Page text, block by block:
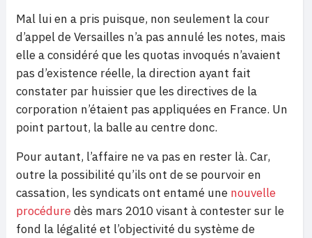
Mal lui en a pris puisque, non seulement la cour
d’appel de Versailles n’a pas annulé les notes, mais
elle a considéré que les quotas invoqués n’avaient
pas d’existence réelle, la direction ayant fait
constater par huissier que les directives de la
corporation n’étaient pas appliquées en France. Un
point partout, la balle au centre donc.
Pour autant, l’affaire ne va pas en rester là. Car,
outre la possibilité qu’ils ont de se pourvoir en
cassation, les syndicats ont entamé une nouvelle
procéduredès mars 2010 visant à contester sur le
fond la légalité et l’objectivité du système de